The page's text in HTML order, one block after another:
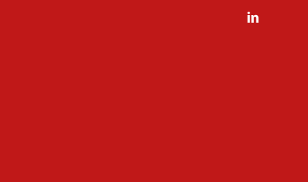
LinkedIn